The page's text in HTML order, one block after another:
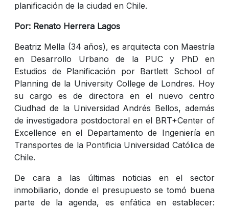
planificación de la ciudad en Chile.
Por: Renato Herrera Lagos
Beatriz Mella (34 años), es arquitecta con Maestría
en Desarrollo Urbano de la PUC y PhD en
Estudios de Planificación por Bartlett School of
Planning de la University College de Londres. Hoy
su cargo es de directora en el nuevo centro
Ciudhad de la Universidad Andrés Bellos, además
de investigadora postdoctoral en el BRT+Center of
Excellence en el Departamento de Ingeniería en
Transportes de la Pontificia Universidad Católica de
Chile.
De cara a las últimas noticias en el sector
inmobiliario, donde el presupuesto se tomó buena
parte de la agenda, es enfática en establecer: